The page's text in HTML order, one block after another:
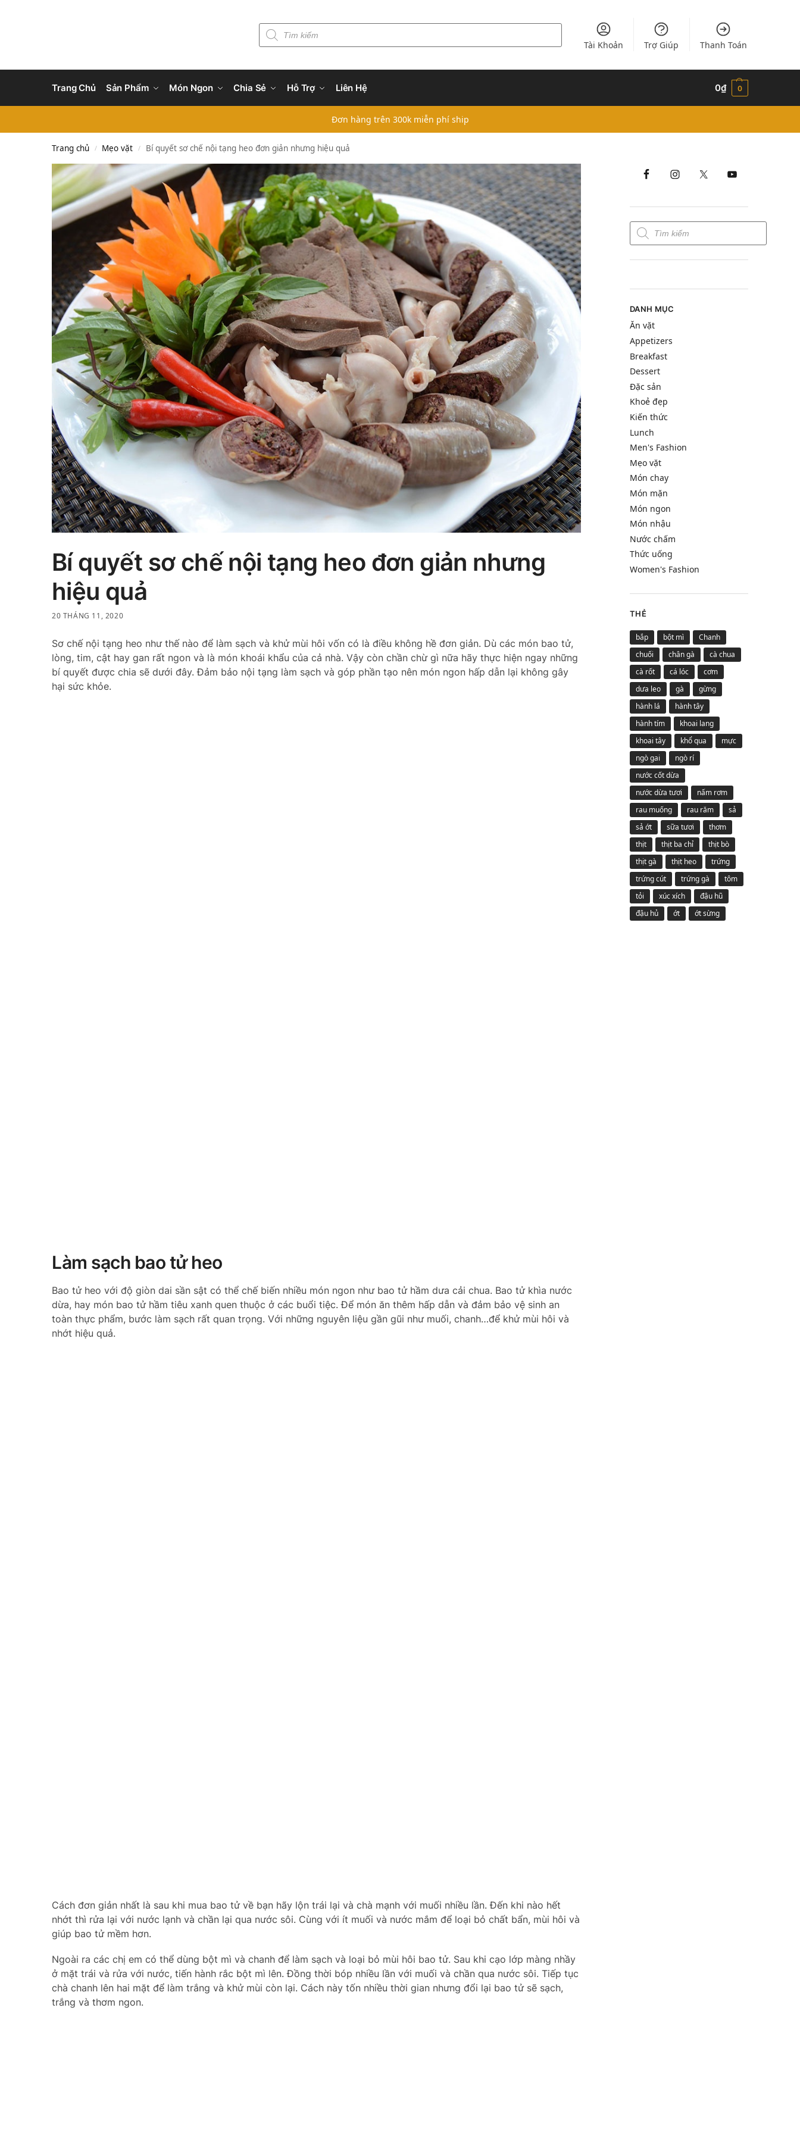
Tài Khoản Trợ Giúp Thanh Toán
Trang Chủ Sản Phẩm Món Ngon Chia Sẻ Hỗ Trợ Liên Hệ 0₫ 0
Đơn hàng trên 300k miễn phí ship
Trang chủ / Mẹo vặt / Bí quyết sơ chế nội tạng heo đơn giản nhưng hiệu quả
Bí quyết sơ chế nội tạng heo đơn giản nhưng
hiệu quả
20 THÁNG 11, 2020
Sơ chế nội tạng heo như thế nào để làm sạch và khử mùi hôi vốn có là điều không hề đơn giản. Dù các món bao tử,
lòng, tim, cật hay gan rất ngon và là món khoái khẩu của cả nhà. Vậy còn chần chừ gì nữa hãy thực hiện ngay những
bí quyết được chia sẽ dưới đây. Đảm bảo nội tạng làm sạch và góp phần tạo nên món ngon hấp dẫn lại không gây
hại sức khỏe.
Làm sạch bao tử heo
Bao tử heo với độ giòn dai sần sật có thể chế biến nhiều món ngon như bao tử hầm dưa cải chua. Bao tử khìa nước
dừa, hay món bao tử hầm tiêu xanh quen thuộc ở các buổi tiệc. Để món ăn thêm hấp dẫn và đảm bảo vệ sinh an
toàn thực phẩm, bước làm sạch rất quan trọng. Với những nguyên liệu gần gũi như muối, chanh…để khử mùi hôi và
nhớt hiệu quả.
Cách đơn giản nhất là sau khi mua bao tử về bạn hãy lộn trái lại và chà mạnh với muối nhiều lần. Đến khi nào hết
nhớt thì rửa lại với nước lạnh và chần lại qua nước sôi. Cùng với ít muối và nước mắm để loại bỏ chất bẩn, mùi hôi và
giúp bao tử mềm hơn.
Ngoài ra các chị em có thể dùng bột mì và chanh để làm sạch và loại bỏ mùi hôi bao tử. Sau khi cạo lớp màng nhầy
ở mặt trái và rửa với nước, tiến hành rắc bột mì lên. Đồng thời bóp nhiều lần với muối và chần qua nước sôi. Tiếp tục
chà chanh lên hai mặt để làm trắng và khử mùi còn lại. Cách này tốn nhiều thời gian nhưng đổi lại bao tử sẽ sạch,
trắng và thơm ngon.
DANH MỤC
Ăn vặt
Appetizers
Breakfast
Dessert
Đặc sản
Khoẻ đẹp
Kiến thức
Lunch
Men's Fashion
Mẹo vặt
Món chay
Món mặn
Món ngon
Món nhậu
Nước chấm
Thức uống
Women's Fashion
THẺ
bắp bột mì
Chanh
chuối
chân gà
cà chua
cà rốt
cá lóc
cơm
dưa leo
gà
gừng
hành lá
hành tây
hành tím
khoai lang
khoai tây
khổ qua
mực
ngò gai
ngò rí
nước cốt dừa
nước dừa tươi
nấm rơm
rau muống
rau răm
sả
sả ớt
sữa tươi
thơm
thịt
thịt ba chỉ
thịt bò
thịt gà
thịt heo
trứng
trứng cút
trứng gà
tôm
tỏi
xúc xích
đậu hũ
đậu hủ
ớt ớt sừng